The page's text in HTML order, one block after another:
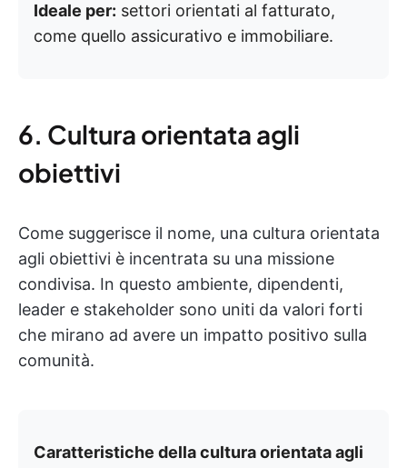
Ideale per: settori orientati al fatturato,
come quello assicurativo e immobiliare.
6. Cultura orientata agli
obiettivi
Come suggerisce il nome, una cultura orientata
agli obiettivi è incentrata su una missione
condivisa. In questo ambiente, dipendenti,
leader e stakeholder sono uniti da valori forti
che mirano ad avere un impatto positivo sulla
comunità.
Caratteristiche della cultura orientata agli